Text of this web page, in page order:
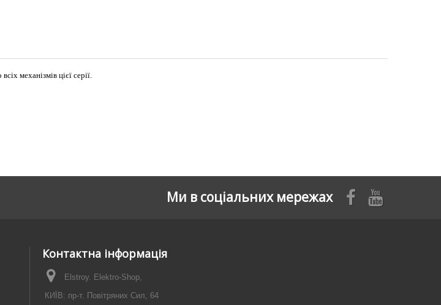
механізмів цієї серії.
Ми в соціальних мережах
Контактна інформація
Elstroy. Elektro-Shop,
КИЇВ: пр-т. Повітряних Сил, 64